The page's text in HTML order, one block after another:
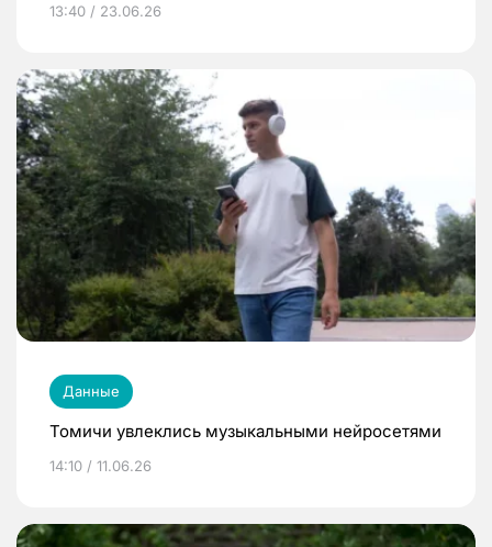
13:40 / 23.06.26
Данные
Томичи увлеклись музыкальными нейросетями
14:10 / 11.06.26